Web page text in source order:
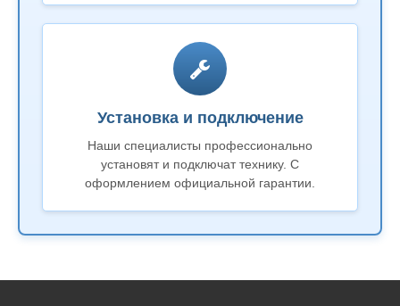
Установка и подключение
Наши специалисты профессионально
установят и подключат технику. С
оформлением официальной гарантии.